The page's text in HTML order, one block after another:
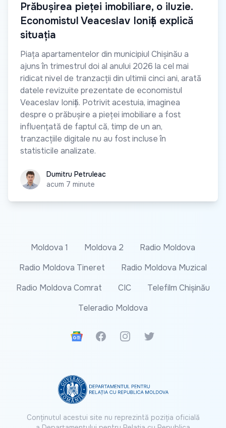
Prăbușirea pieței imobiliare, o iluzie.
Economistul Veaceslav Ioniță explică
situația
Piața apartamentelor din municipiul Chișinău a
ajuns în trimestrul doi al anului 2026 la cel mai
ridicat nivel de tranzacții din ultimii cinci ani, arată
datele revizuite prezentate de economistul
Veaceslav Ioniță. Potrivit acestuia, imaginea
despre o prăbușire a pieței imobiliare a fost
influențată de faptul că, timp de un an,
tranzacțiile digitale nu au fost incluse în
statisticile analizate.
Dumitru Petruleac
Dumitru Petruleac
acum 7 minute
Moldova 1 Moldova 2
Radio Moldova
Radio Moldova Tineret
Radio Moldova Muzical
Radio Moldova Comrat
CIC
Telefilm Chișinău
Teleradio Moldova
Google News
FacebookInstagramTwitter
Conținutul acestui site nu reprezintă poziția oficială